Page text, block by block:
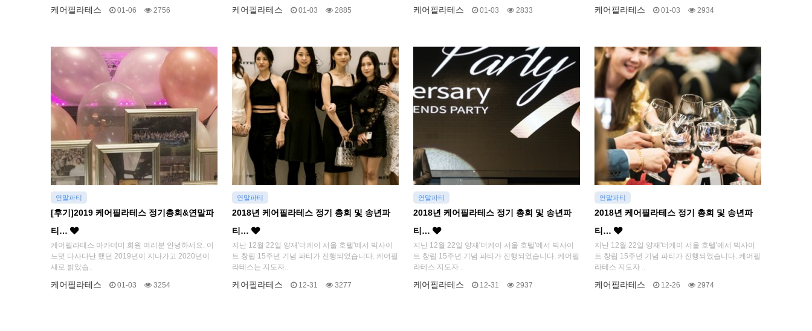
케어필라테스 01-06 2756 케어필라테스 01-03 2885 케어필라테스 01-03 2833 케어필라테스 01-03 2934
연말파티
[후기]2019 케어필라테스 정기총회&연말파
티…
케어필라테스 아카데미 회원 여러분 안녕하세요. 어
느덧 다사다난 했던 2019년이 지나가고 2020년이
새로 밝았습..
케어필라테스 01-03 3254
연말파티
2018년 케어필라테스 정기 총회 및 송년파
티…
지난 12월 22일 양재'더케이 서울 호텔'에서 빅사이
트 창립 15주년 기념 파티가 진행되었습니다. 케어필
라테스는 지도자..
케어필라테스 12-31 3277
연말파티
2018년 케어필라테스 정기 총회 및 송년파
티…
지난 12월 22일 양재'더케이 서울 호텔'에서 빅사이
트 창립 15주년 기념 파티가 진행되었습니다. 케어필
라테스 지도자 ..
케어필라테스 12-31 2937
연말파티
2018년 케어필라테스 정기 총회 및 송년파
티…
지난 12월 22일 양재'더케이 서울 호텔'에서 빅사이
트 창립 15주년 기념 파티가 진행되었습니다. 케어필
라테스 지도자 ..
케어필라테스 12-26 2974